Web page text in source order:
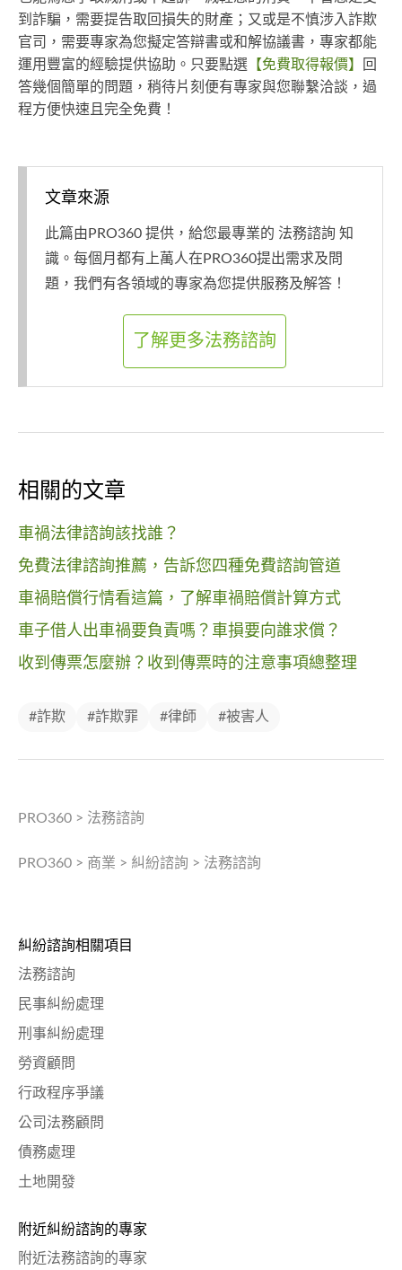
到詐騙，需要提告取回損失的財產；又或是不慎涉入詐欺
官司，需要專家為您擬定答辯書或和解協議書，專家都能
運用豐富的經驗提供協助。只要點選 【免費取得報價】
回
答幾個簡單的問題，稍待片刻便有專家與您聯繫洽談，過
程方便快速且完全免費！
文章來源
此篇由PRO360 提供，給您最專業的 法務諮詢 知
識。每個月都有上萬人在PRO360提出需求及問
題，我們有各領域的專家為您提供服務及解答！
了解更多法務諮詢
相關的文章
車禍法律諮詢該找誰？
免費法律諮詢推薦，告訴您四種免費諮詢管道
車禍賠償行情看這篇，了解車禍賠償計算方式
車子借人出車禍要負責嗎？車損要向誰求償？
收到傳票怎麼辦？收到傳票時的注意事項總整理
#詐欺 #詐欺罪 #律師 #被害人
PRO360 > 法務諮詢
PRO360 > 商業 > 糾紛諮詢 > 法務諮詢
糾紛諮詢相關項目
法務諮詢
民事糾紛處理
刑事糾紛處理
勞資顧問
行政程序爭議
公司法務顧問
債務處理
土地開發
附近糾紛諮詢的專家
附近法務諮詢的專家